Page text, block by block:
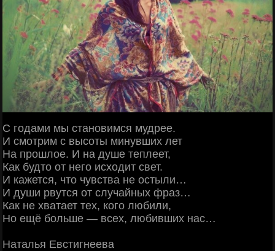
С годами мы становимся мудрее.
И смотрим с высоты минувших лет
На прошлое. И на душе теплеет,
Как будто от него исходит свет.
И кажется, что чувства не остыли…
И души рвутся от случайных фраз…
Как не хватает тех, кого любили,
Но ещё больше — всех, любивших нас…
Наталья Евстигнеева